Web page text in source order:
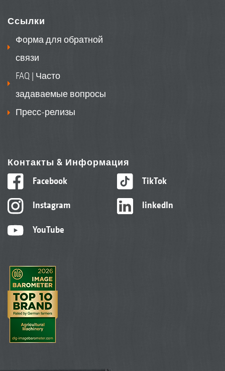
Ссылки
Форма для обратной
связи
FAQ | Часто
задаваемые вопросы
Пресс-релизы
Контакты & Информация
Facebook
Instagram
YouTube
TikTok
linkedIn